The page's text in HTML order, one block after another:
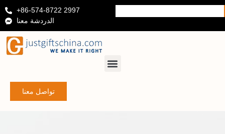
+86-574-8722 2997
الدردشة معنا
تواصل معنا